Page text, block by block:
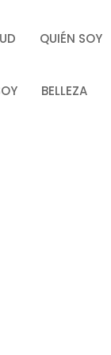
QUIÉN SOY
BELLEZA